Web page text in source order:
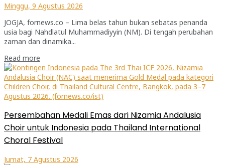
Minggu, 9 Agustus 2026
JOGJA, fornews.co – Lima belas tahun bukan sebatas penanda
usia bagi Nahdlatul Muhammadiyyin (NM). Di tengah perubahan
zaman dan dinamika...
Read more
Persembahan Medali Emas dari Nizamia Andalusia
Choir untuk Indonesia pada Thailand International
Choral Festival
Jumat, 7 Agustus 2026